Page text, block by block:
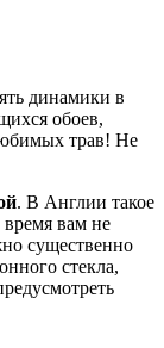
динамики в
обоев,
трав! Не
. В Англии такое
вам не
существенно
стекла,